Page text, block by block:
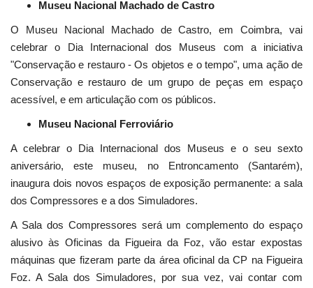
Museu Nacional Machado de Castro
O Museu Nacional Machado de Castro, em Coimbra, vai
celebrar o Dia Internacional dos Museus com a iniciativa
"Conservação e restauro - Os objetos e o tempo", uma ação de
Conservação e restauro de um grupo de peças em espaço
acessível, e em articulação com os públicos.
Museu Nacional Ferroviário
A celebrar o Dia Internacional dos Museus e o seu sexto
aniversário, este museu, no Entroncamento (Santarém),
inaugura dois novos espaços de exposição permanente: a sala
dos Compressores e a dos Simuladores.
A Sala dos Compressores será um complemento do espaço
alusivo às Oficinas da Figueira da Foz, vão estar expostas
máquinas que fizeram parte da área oficinal da CP na Figueira
Foz. A Sala dos Simuladores, por sua vez, vai contar com